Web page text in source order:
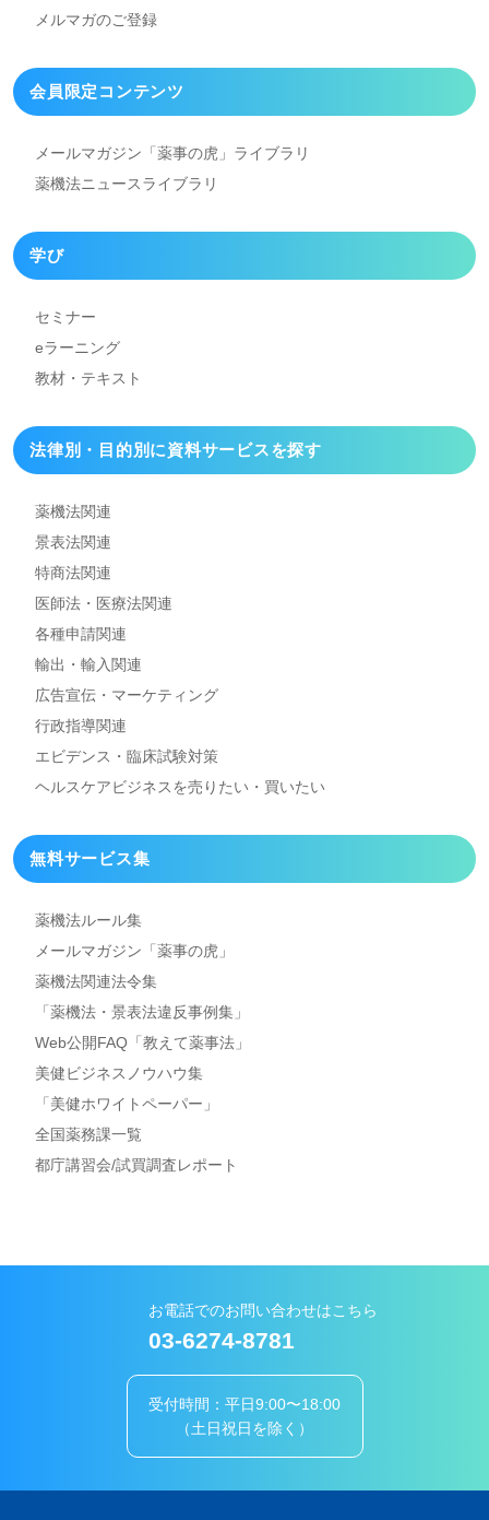
メルマガのご登録
会員限定コンテンツ
メールマガジン「薬事の虎」 ライブラリ
薬機法ニュースライブラリ
学び
セミナー
eラーニング
教材・テキスト
法律別・目的別に資料サービスを探す
薬機法関連
景表法関連
特商法関連
医師法・医療法関連
各種申請関連
輸出・輸入関連
広告宣伝・マーケティング
行政指導関連
エビデンス・臨床試験対策
ヘルスケアビジネスを売りたい・買いたい
無料サービス集
薬機法ルール集
メールマガジン「薬事の虎」
薬機法関連法令集
「薬機法・景表法違反事例集」
Web公開FAQ「教えて薬事法」
美健ビジネスノウハウ集
「美健ホワイトペーパー」
全国薬務課一覧
都庁講習会/試買調査レポート
お電話でのお問い合わせはこちら
03-6274-8781
受付時間：平日9:00〜18:00
（土日祝日を除く）